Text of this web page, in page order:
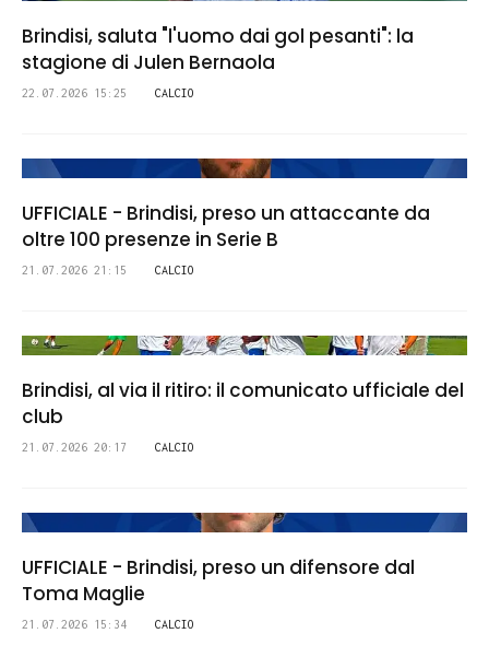
Brindisi, saluta "l'uomo dai gol pesanti": la
stagione di Julen Bernaola
22.07.2026 15:25 CALCIO
UFFICIALE - Brindisi, preso un attaccante da
oltre 100 presenze in Serie B
21.07.2026 21:15 CALCIO
Brindisi, al via il ritiro: il comunicato ufficiale del
club
21.07.2026 20:17 CALCIO
UFFICIALE - Brindisi, preso un difensore dal
Toma Maglie
21.07.2026 15:34 CALCIO